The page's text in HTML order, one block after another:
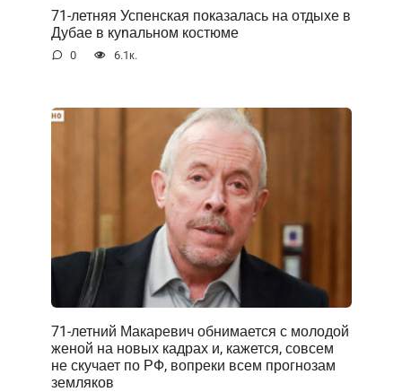
71-летняя Успенская показалась на отдыхе в
Дубае в куnальном костюме
0 6.1к.
71-летний Макаревич обнимается с молодой
женой на новых кадрах и, кажется, совсем
не скучает по РФ, вопреки всем прогнозам
земляков